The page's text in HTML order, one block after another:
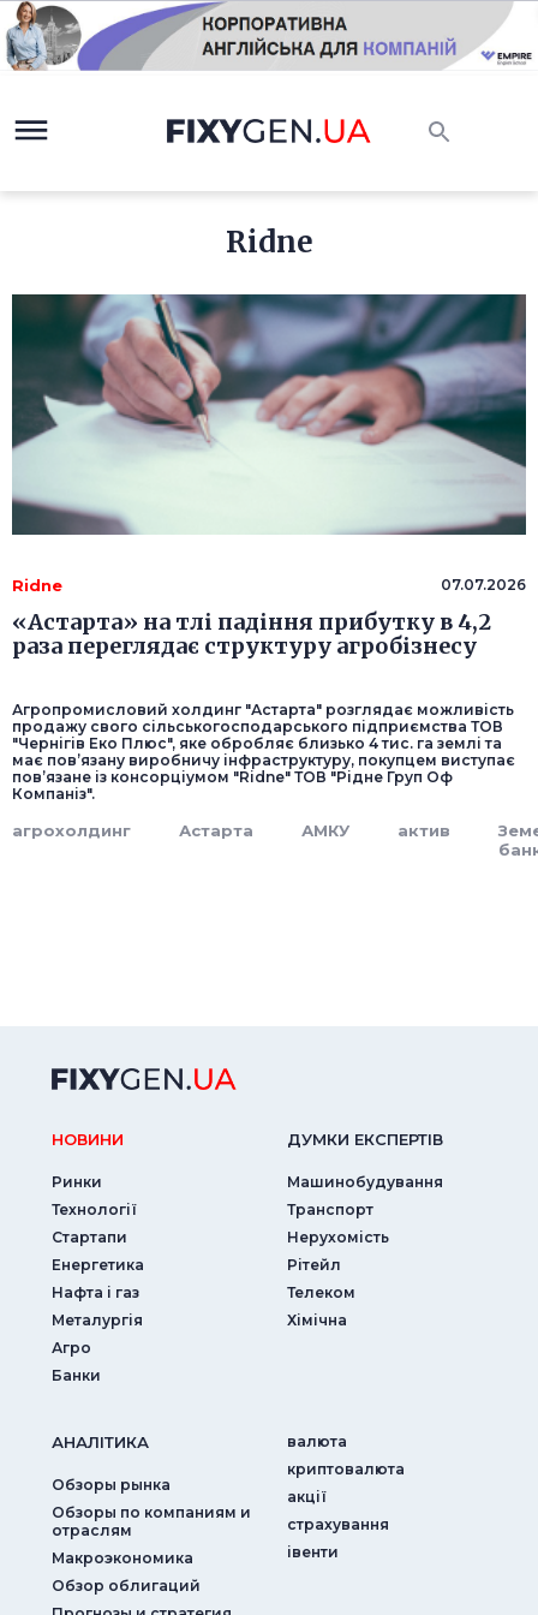
Ridne
Ridne 07.07.2026
«Астарта» на тлі падіння прибутку в 4,2
раза переглядає структуру агробізнесу
Агропромисловий холдинг "Астарта" розглядає можливість
продажу свого сільськогосподарського підприємства ТОВ
"Чернігів Еко Плюс", яке обробляє близько 4 тис. га землі та
має пов’язану виробничу інфраструктуру, покупцем виступає
пов’язане із консорціумом "Ridne" ТОВ "Рідне Груп Оф
Компаніз".
агрохолдинг Астарта АМКУ актив
НОВИНИ
Ринки
Технології
Стартапи
Енергетика
Нафта і газ
Металургія
Агро
Банки
ДУМКИ ЕКСПЕРТIВ
Машинобудування
Транспорт
Нерухомість
Рітейл
Телеком
Хімічна
АНАЛIТИКА
Обзоры рынка
Обзоры по компаниям и
отраслям
Макроэкономика
Обзор облигаций
валюта
криптовалюта
акції
страхування
iвенти